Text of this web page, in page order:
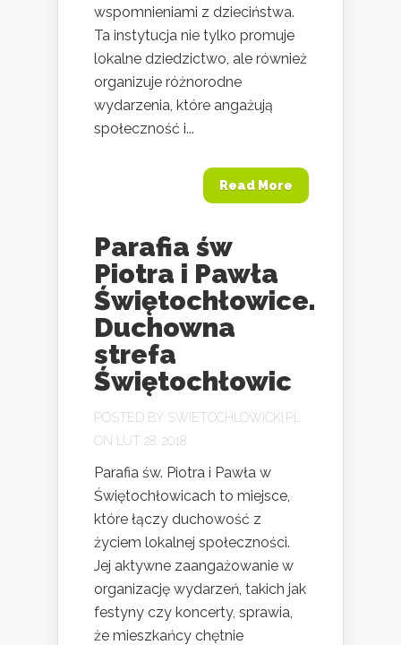
wspomnieniami z dzieciństwa.
Ta instytucja nie tylko promuje
lokalne dziedzictwo, ale również
organizuje różnorodne
wydarzenia, które angażują
społeczność i...
Read More
Parafia św
Piotra i Pawła
Świętochłowice.
Duchowna
strefa
Świętochłowic
POSTED BY SWIETOCHLOWICKI.PL
ON LUT 28, 2018
Parafia św. Piotra i Pawła w
Świętochłowicach to miejsce,
które łączy duchowość z
życiem lokalnej społeczności.
Jej aktywne zaangażowanie w
organizację wydarzeń, takich jak
festyny czy koncerty, sprawia,
że mieszkańcy chętnie